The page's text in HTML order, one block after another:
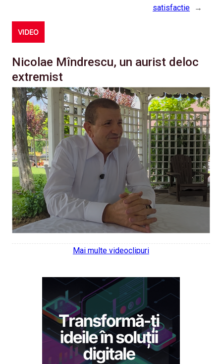
satisfactie
→
VIDEO
Nicolae Mîndrescu, un aurist deloc
extremist
Mai multe videoclipuri